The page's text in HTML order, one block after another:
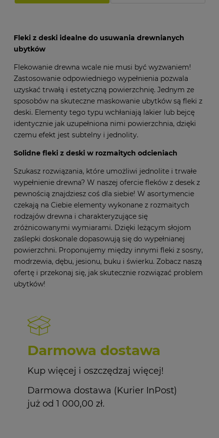
Fleki z deski idealne do usuwania drewnianych
ubytków
Flekowanie drewna wcale nie musi być wyzwaniem!
Zastosowanie odpowiedniego wypełnienia pozwala
uzyskać trwałą i estetyczną powierzchnię. Jednym ze
sposobów na skuteczne maskowanie ubytków są fleki z
deski. Elementy tego typu wchłaniają lakier lub bejcę
identycznie jak uzupełniona nimi powierzchnia, dzięki
czemu efekt jest subtelny i jednolity.
Solidne fleki z deski w rozmaitych odcieniach
Szukasz rozwiązania, które umożliwi jednolite i trwałe
wypełnienie drewna? W naszej ofercie fleków z desek z
pewnością znajdziesz coś dla siebie! W asortymencie
czekają na Ciebie elementy wykonane z rozmaitych
rodzajów drewna i charakteryzujące się
zróżnicowanymi wymiarami. Dzięki leżącym słojom
zaślepki doskonale dopasowują się do wypełnianej
powierzchni. Proponujemy między innymi fleki z sosny,
modrzewia, dębu, jesionu, buku i świerku. Zobacz naszą
ofertę i przekonaj się, jak skutecznie rozwiązać problem
ubytków!
Darmowa dostawa
Kup więcej i oszczędzaj więcej!
Darmowa dostawa (Kurier InPost)
już od 1 000,00 zł.